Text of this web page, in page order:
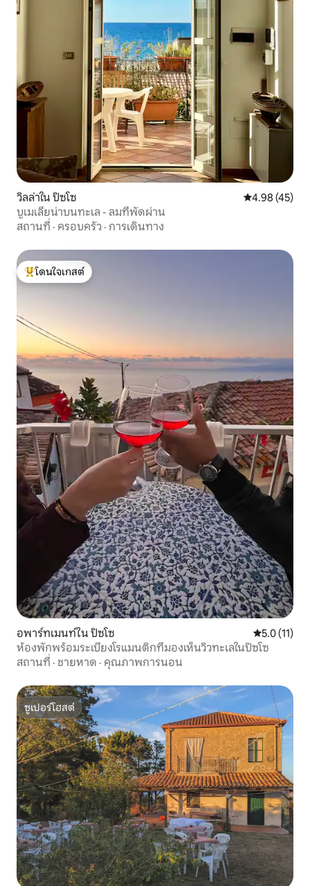
วิลล่าใน ปิซโซ คะแนนเฉลี่ย
4.98 (45)
บูเมเลียน่าบนทะเล - ลมที่พัดผ่าน
สถานที่ · ครอบครัว · การเดินทาง
โดนใจเกสต์ที่สุด
โดนใจเกสต์
อพาร์ทเมนท์ใน ปิซโซ คะแนนเฉลี่ย
5.0 (11)
ห้องพักพร้อมระเบียงโรแมนติกที่มองเห็นวิวทะเลในปิซโซ
สถานที่ · ชายหาด · คุณภาพการนอน
ซูเปอร์โฮสต์
ซูเปอร์โฮสต์